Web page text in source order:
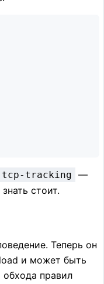
tcp-tracking
—
стоит.
Теперь он
и может быть
правил